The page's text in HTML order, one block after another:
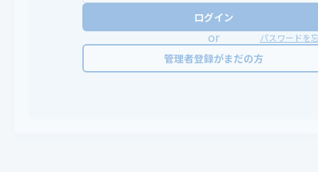
ログイン
or パスワードを
管理者登録がまだの方